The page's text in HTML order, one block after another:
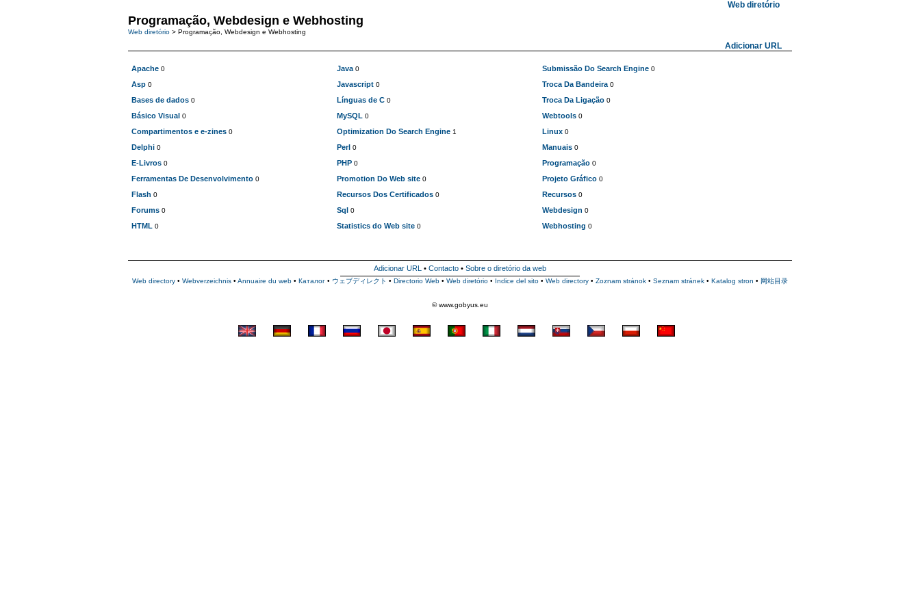
Programação, Webdesign e Webhosting
Web diretório > Programação, Webdesign e Webhosting
Adicionar URL
Apache 0
Asp 0
Bases de dados 0
Básico Visual 0
Compartimentos e e-zines 0
Delphi 0
E-Livros 0
Ferramentas De Desenvolvimento 0
Flash 0
Forums 0
HTML 0
Java 0
Javascript 0
Línguas de C 0
MySQL 0
Optimization Do Search Engine 1
Perl 0
PHP 0
Promotion Do Web site 0
Recursos Dos Certificados 0
Sql 0
Statistics do Web site 0
Submissão Do Search Engine 0
Troca Da Bandeira 0
Troca Da Ligação 0
Webtools 0
Linux 0
Manuais 0
Programação 0
Projeto Gráfico 0
Recursos 0
Webdesign 0
Webhosting 0
Adicionar URL • Contacto • Sobre o diretório da web
Web directory • Webverzeichnis • Annuaire du web • Каталог • ウェブディレクト • Directorio Web • Web diretório • Indice del sito • Web directory • Zoznam stránok • Seznam stránek • Katalog stron • 网站目录
© www.gobyus.eu
Web diretório